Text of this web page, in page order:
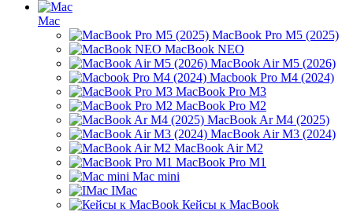
Mac
MacBook Pro M5 (2025)
MacBook NEO
MacBook Air M5 (2026)
Macbook Pro M4 (2024)
MacBook Pro M3
MacBook Pro M2
MacBook Ar M4 (2025)
MacBook Air M3 (2024)
MacBook Air M2
MacBook Pro M1
Mac mini
IMac
Кейсы к MacBook